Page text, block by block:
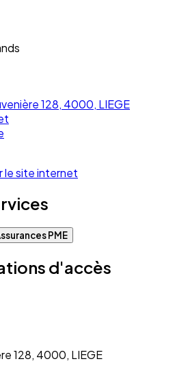
128, 4000, LIEGE
le site internet
PME
d'accès
128, 4000, LIEGE